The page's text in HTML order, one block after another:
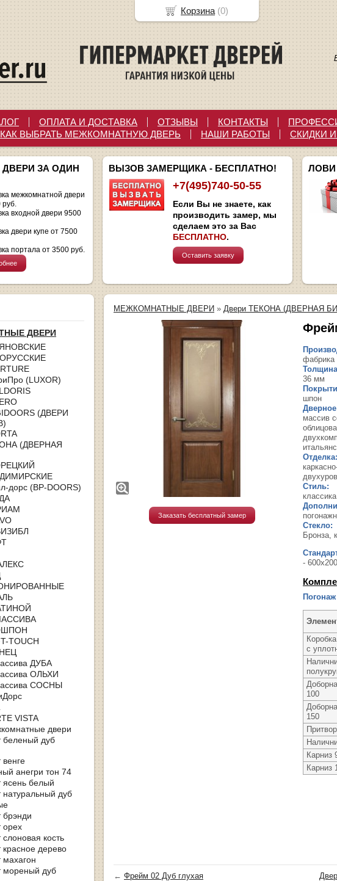
ОПЛАТА И ДОСТАВКА ОТЗЫВЫ КОНТАКТЫ
КАК ВЫБРАТЬ МЕЖКОМНАТНУЮ ДВЕРЬ НАШИ РАБОТЫ СКИДКИ
ЗА ОДИН
межкомнатной двери
входной двери 9500
двери купе от 7500
портала от 3500 руб.
ВЫЗОВ ЗАМЕРЩИКА - БЕСПЛАТНО!
+7(495)740-50-55
Если Вы не знаете, как
производить замер, мы
сделаем это за Вас
БЕСПЛАТНО.
Оставить заявку
ДВЕРИ
(LUXOR)
(ДВЕРИ
(ДВЕРНАЯ
дорс (BP-DOORS)
TOUCH
ДУБА
ОЛЬХИ
СОСНЫ
VISTA
двери
беленый дуб
венге
анегри тон 74
ясень белый
натуральный дуб
брэнди
орех
кость
красное дерево
махагон
мореный дуб
МЕЖКОМНАТНЫЕ ДВЕРИ » Двери ТЕКОНА (ДВЕРНАЯ
Заказать бесплатный замер
фабрика
36 мм
шпон
массив
Отделка:
Стиль:
классика
Стекло:
Бронза,
-
Погонаж
с
100
150
Карниз
Карниз
← Фрейм 02 Дуб глухая
Корзина (0)